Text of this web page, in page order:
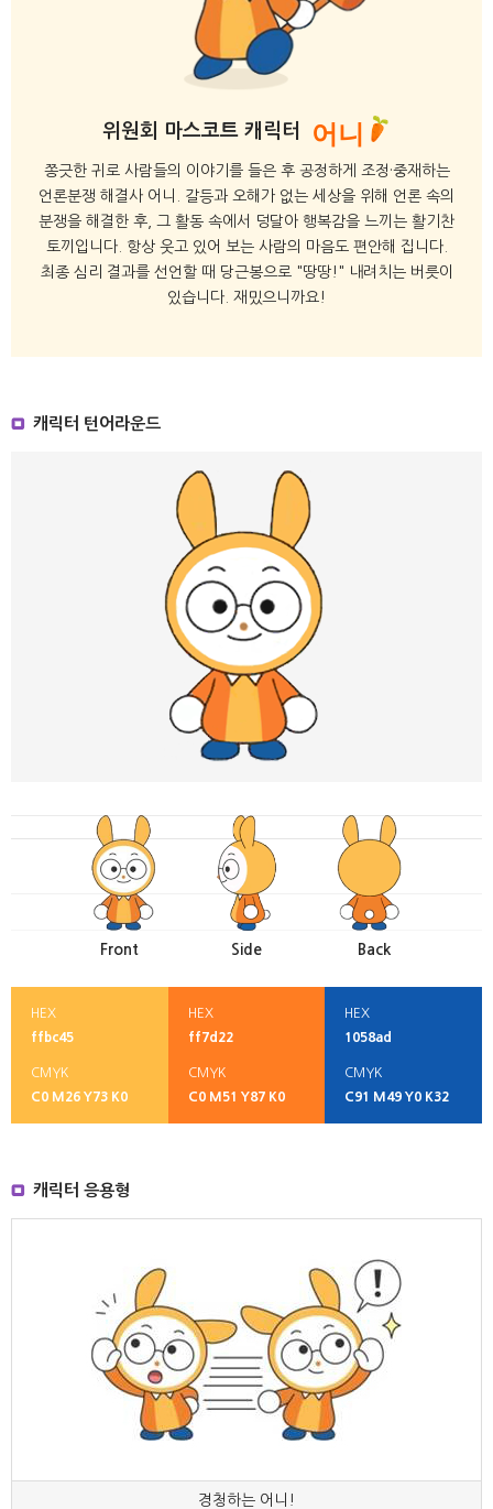
위원회 마스코트 캐릭터 어니
쫑긋한 귀로 사람들의 이야기를 들은 후 공정하게 조정·중재하는
언론분쟁 해결사 어니. 갈등과 오해가 없는 세상을 위해 언론 속의
분쟁을 해결한 후,
그 활동 속에서 덩달아 행복감을 느끼는 활기찬
토끼입니다.
항상 웃고 있어 보는 사람의 마음도 편안해 집니다.
최종 심리 결과를 선언할 때 당근봉으로 "땅땅!" 내려치는 버릇이
있습니다. 재밌으니까요!
캐릭터 턴어라운드
Front Side Back
HEX
ffbc45
CMYK
C0 M26 Y73 K0
HEX
ff7d22
CMYK
C0 M51 Y87 K0
HEX
1058ad
CMYK
C91 M49 Y0 K32
캐릭터 응용형
경청하는 어니!